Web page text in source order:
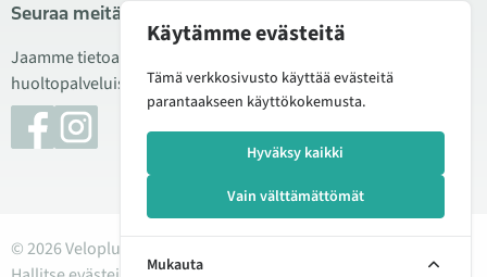
Seuraa meitä sosiaalisessa mediassa
Jaamme tietoa hyvistä tarjouksista, uusista tuotteista ja
huoltopalveluista. Joskus julkaisemme myös tuote-esittelyjä.
© 2026 Veloplus OÜ. Kaikki oikeudet pidätetään
Käytämme evästeitä
Tämä verkkosivusto käyttää evästeitä
parantaakseen käyttökokemusta.
Hyväksy kaikki
Vain välttämättömät
Mukauta